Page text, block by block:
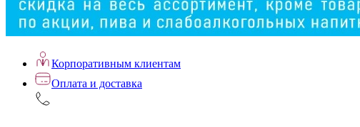
Корпоративным клиентам
Оплата и доставка